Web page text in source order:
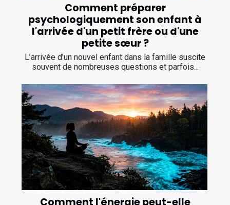
Comment préparer
psychologiquement son enfant à
l'arrivée d'un petit frère ou d'une
petite sœur ?
L’arrivée d’un nouvel enfant dans la famille suscite
souvent de nombreuses questions et parfois...
Comment l'énergie peut-elle